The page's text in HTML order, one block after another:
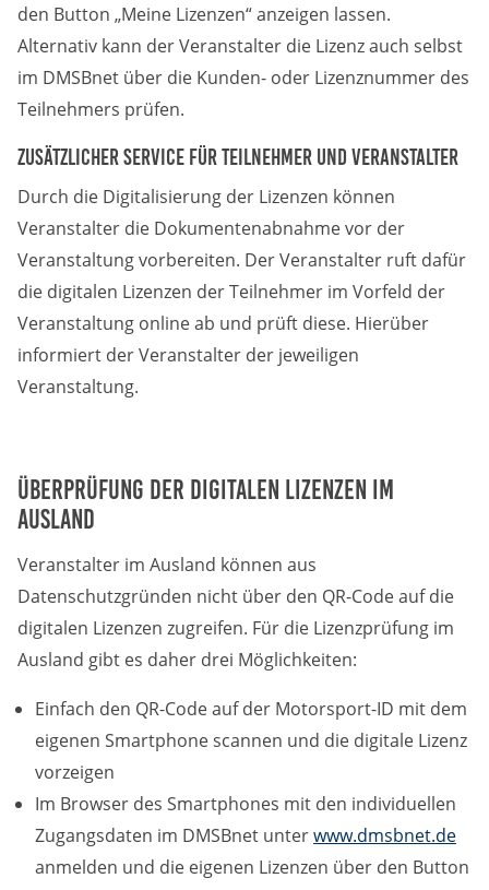
den Button „Meine Lizenzen“ anzeigen lassen.
Alternativ kann der Veranstalter die Lizenz auch selbst
im DMSBnet über die Kunden- oder Lizenznummer des
Teilnehmers prüfen.
Zusätzlicher Service für Teilnehmer und Veranstalter
Durch die Digitalisierung der Lizenzen können
Veranstalter die Dokumentenabnahme vor der
Veranstaltung vorbereiten. Der Veranstalter ruft dafür
die digitalen Lizenzen der Teilnehmer im Vorfeld der
Veranstaltung online ab und prüft diese. Hierüber
informiert der Veranstalter der jeweiligen
Veranstaltung.
Überprüfung der digitalen Lizenzen im
Ausland
Veranstalter im Ausland können aus
Datenschutzgründen nicht über den QR-Code auf die
digitalen Lizenzen zugreifen. Für die Lizenzprüfung im
Ausland gibt es daher drei Möglichkeiten:
Einfach den QR-Code auf der Motorsport-ID mit dem
eigenen Smartphone scannen und die digitale Lizenz
vorzeigen
Im Browser des Smartphones mit den individuellen
Zugangsdaten im DMSBnet unterwww.dmsbnet.de
anmelden und die eigenen Lizenzen über den Button